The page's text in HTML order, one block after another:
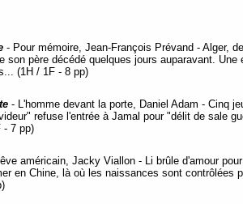
- Pour mémoire, Jean-François Prévand - Alger,
père décédé quelques jours auparavant. Une
(1H / 1F - 8 pp)
- L'homme devant la porte, Daniel Adam - Cinq
refuse l'entrée à Jamal pour "délit de sale
- 7 pp)
américain, Jacky Viallon - Li brûle d'amour
en Chine, là où les naissances sont contrôlées